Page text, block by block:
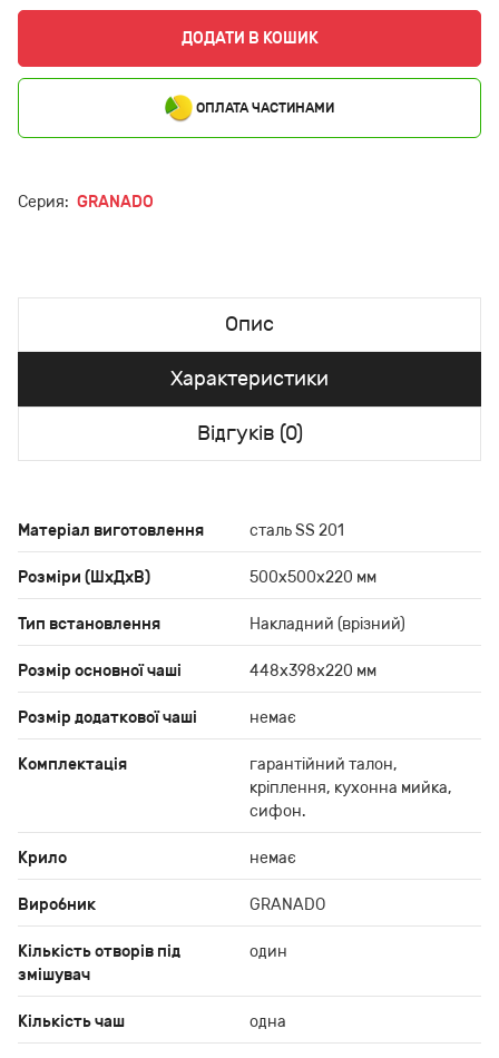
ДОДАТИ В КОШИК
ОПЛАТА ЧАСТИНАМИ
Серия: GRANADO
Опис
Характеристики
Відгуків (0)
Матеріал виготовлення cталь SS 201
Розміри (ШхДхВ) 500х500х220 мм
Тип встановлення Накладний (врізний)
Розмір основної чаші 448x398x220 мм
Розмір додаткової чаші немає
Комплектація
гарантійний талон,
кріплення, кухонна мийка,
сифон.
Крило немає
Виробник GRANADO
Кількість отворів під
змішувач
один
Кількість чаш одна